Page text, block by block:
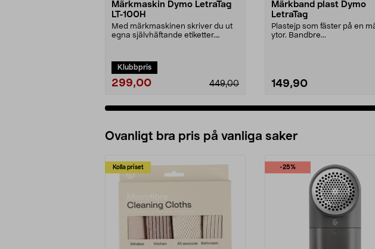
Märkmaskin Dymo LetraTag
LT-100H
Med märkmaskinen skriver du ut
egna självhäftande etiketter.
Klubbpris
299,00 449,00
Märkband plast Dymo
LetraTag
Plastejp som fäster på en
ytor. Bandbre...
149,90
Ovanligt bra pris på vanliga saker
Kolla priset -25%